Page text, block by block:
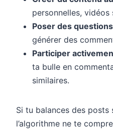
personnelles, vidéos
Poser des questions
générer des
Participer
ta bulle en
similaires.
Si tu balances des posts
l’algorithme ne te